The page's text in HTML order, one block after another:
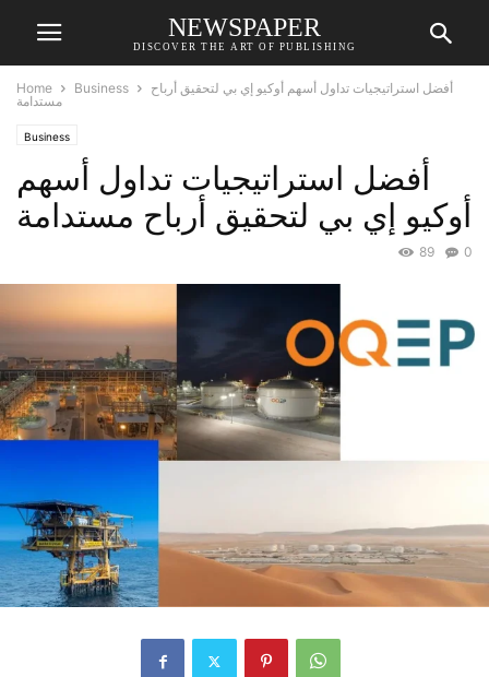
NEWSPAPER
DISCOVER THE ART OF PUBLISHING
Home Business
أفضل استراتيجيات تداول أسهم أوكيو إي بي لتحقيق أرباح
مستدامة
Business
أفضل استراتيجيات تداول أسهم
أوكيو إي بي لتحقيق أرباح مستدامة
0
89